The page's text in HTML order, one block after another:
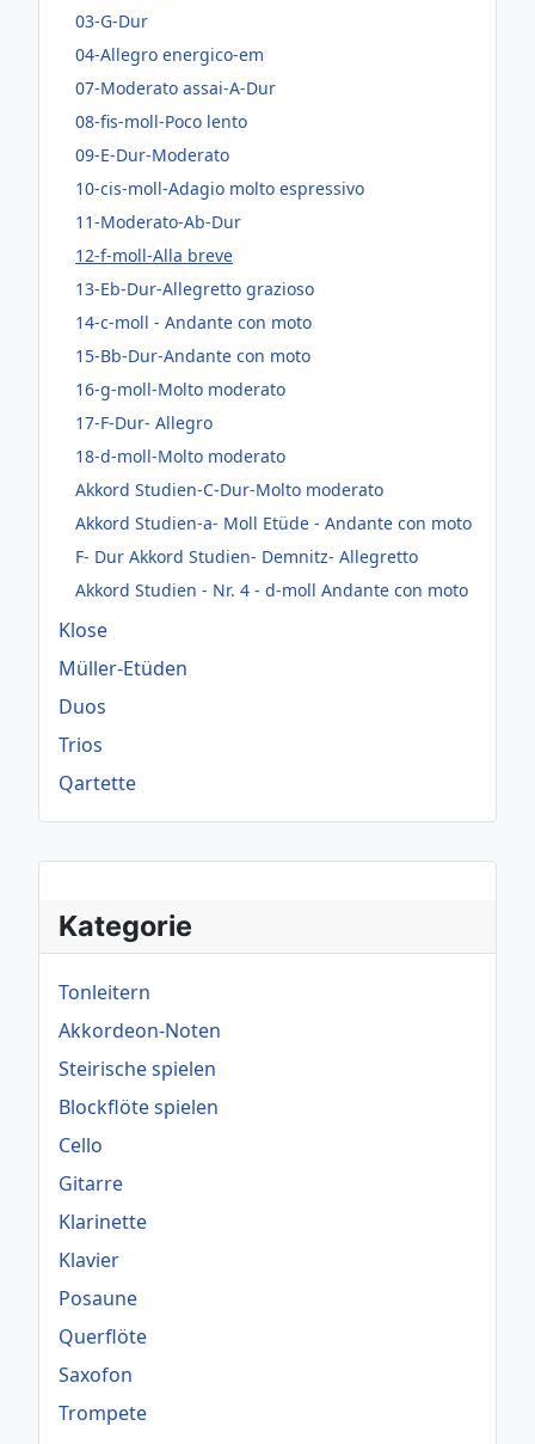
Kategorie
Tonleitern
Akkordeon-Noten
Steirische spielen
Blockflöte spielen
Cello
Gitarre
Klarinette
Klavier
Posaune
Querflöte
Saxofon
Trompete
03-G-Dur
04-Allegro energico-em
07-Moderato assai-A-Dur
08-fis-moll-Poco lento
09-E-Dur-Moderato
10-cis-moll-Adagio molto espressivo
11-Moderato-Ab-Dur
12-f-moll-Alla breve
13-Eb-Dur-Allegretto grazioso
14-c-moll - Andante con moto
15-Bb-Dur-Andante con moto
16-g-moll-Molto moderato
17-F-Dur- Allegro
18-d-moll-Molto moderato
Akkord Studien-C-Dur-Molto moderato
Akkord Studien-a- Moll Etüde - Andante con moto
F- Dur Akkord Studien- Demnitz- Allegretto
Akkord Studien - Nr. 4 - d-moll Andante con moto
Klose
Müller-Etüden
Duos
Trios
Qartette